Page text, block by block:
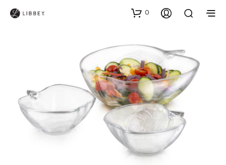
0